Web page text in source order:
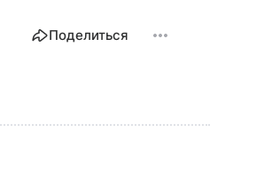
Поделиться